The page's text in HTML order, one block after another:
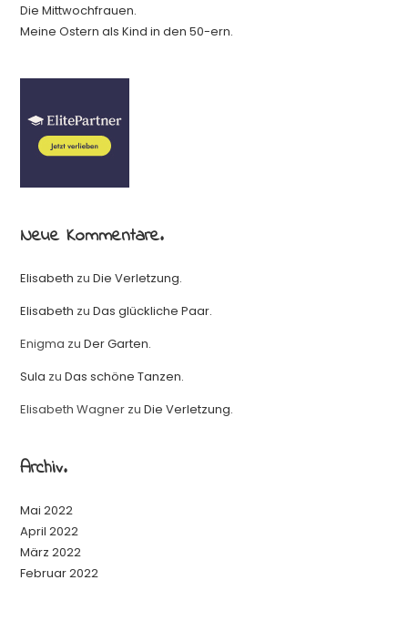
Die Mittwochfrauen.
Meine Ostern als Kind in den 50-ern.
Neue Kommentare.
Elisabeth zuDie Verletzung.
Elisabeth zuDas glückliche Paar.
Enigma zuDer Garten.
Sula zuDas schöne Tanzen.
Elisabeth Wagner zuDie Verletzung.
Archiv.
Mai 2022
April 2022
März 2022
Februar 2022